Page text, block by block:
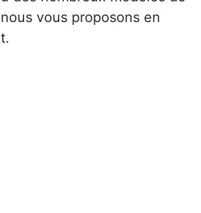
vous proposons en